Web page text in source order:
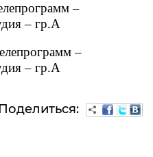
–
– гр.А
–
– гр.А
Поделиться: